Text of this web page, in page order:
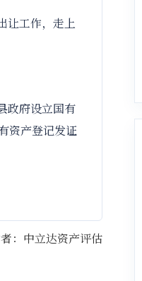
让工作，走上
政府设立国有
资产登记发证
：中立达资产评估